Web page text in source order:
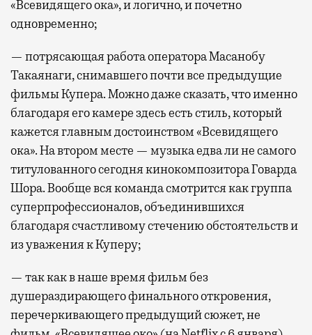
«Всевидящего ока», и логично, и почетно
одновременно;
— потрясающая работа оператора Масанобу
Такаянаги, снимавшего почти все предыдущие
фильмы Купера. Можно даже сказать, что именно
благодаря его камере здесь есть стиль, который
кажется главным достоинством «Всевидящего
ока». На втором месте — музыка едва ли не самого
титулованного сегодня кинокомпозитора Говарда
Шора. Вообще вся команда смотрится как группа
суперпрофессионалов, объединившихся
благодаря счастливому стечению обстоятельств и
из уважения к Куперу;
— так как в наше время фильм без
душераздирающего финального откровения,
перечеркивающего предыдущий сюжет, не